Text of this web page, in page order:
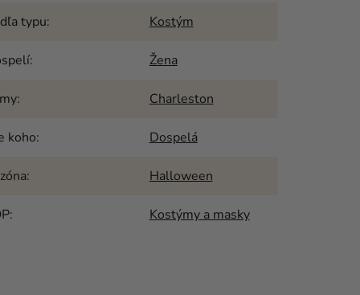
typu: Kostým
: Žena
: Charleston
koho: Dospelá
: Halloween
: Kostýmy a masky